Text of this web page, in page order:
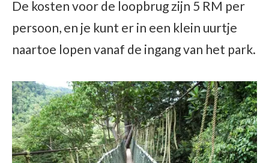
De kosten voor de loopbrug zijn 5 RM per
persoon, en je kunt er in een klein uurtje
naartoe lopen vanaf de ingang van het park.